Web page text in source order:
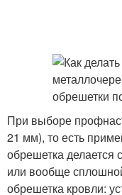
При выборе
21 мм), то есть
обрешетка
или вообще
обрешетка кровли: